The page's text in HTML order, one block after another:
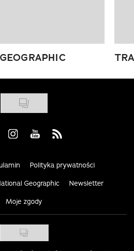
us on Facebook
Visit us on Instagram
Visit us on Youtube
Visit us on Rss
Polityka prywatności
Geographic Newsletter
Moje zgody